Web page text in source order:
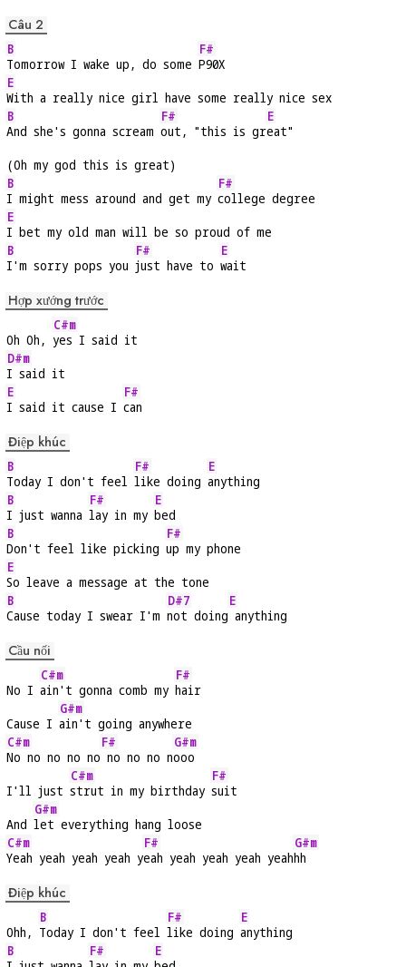
Câu 2
B
Tomorrow I wake up, do some
F#
P90X
E
With a really nice girl have some really nice sex
B
And she's gonna scream
F#
out, "this is gr
E
eat"
(Oh my god this is great)
B
I might mess around and get my
F#
college degree
E
I bet my old man will be so proud of me
B
I'm sorry pops you
F#
just have to
E
wait
Hợp xướng trước
Oh Oh,
C#m
yes I said it
D#m
I said it
E
I said it cause I
F#
can
Điệp khúc
B
Today I don't feel
F#
like doing
E
anything
B
I just wanna
F#
lay in my
E
bed
B
Don't feel like picking
F#
up my phone
E
So leave a message at the tone
B
Cause today I swear I'm
D#7
not doing
E
anything
Cầu nối
No I
C#m
ain't gonna comb my
F#
hair
Cause I
G#m
ain't going anywhere
C#m
No no no no no
F#
no no no n
G#m
ooo
I'll just
C#m
strut in my birthday
F#
suit
And
G#m
let everything hang loose
C#m
Yeah yeah yeah yeah y
F#
eah yeah yeah yeah yeah
G#m
hh
Điệp khúc
Ohh,
B
Today I don't feel
F#
like doing
E
anything
B
F#
E